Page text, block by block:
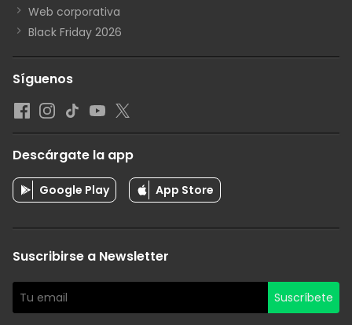
Web corporativa
Black Friday 2026
Síguenos
Descárgate la app
Google Play App Store
Suscribirse a Newsletter
Suscríbete